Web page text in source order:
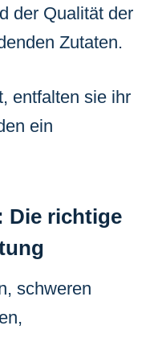
der Qualität der
Zutaten.
entfalten sie ihr
ein
Die richtige
schweren